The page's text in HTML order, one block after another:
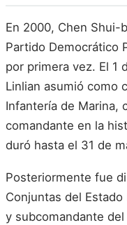
En 2000, Chen Shui-
Partido Democrático
por primera vez. El 1
Linlian asumió como
Infantería de Marina,
comandante en la
duró hasta el 31 de
Posteriormente fue
Conjuntas del
y subcomandante